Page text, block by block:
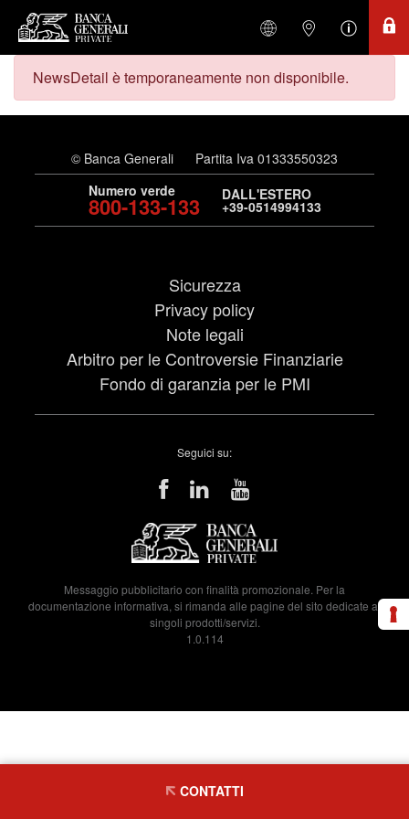
NewsDetail è temporaneamente non disponibile.
© Banca Generali
Partita Iva 01333550323
Numero verde
800-133-133 DALL'ESTERO
+39-0514994133
Sicurezza
Privacy policy
Note legali
Arbitro per le Controversie Finanziarie
Fondo di garanzia per le PMI
Seguici su:
Messaggio pubblicitario con finalità promozionale. Per la
documentazione informativa, si rimanda alle pagine del sito dedicate ai
singoli prodotti/servizi.
1.0.114
CONTATTI